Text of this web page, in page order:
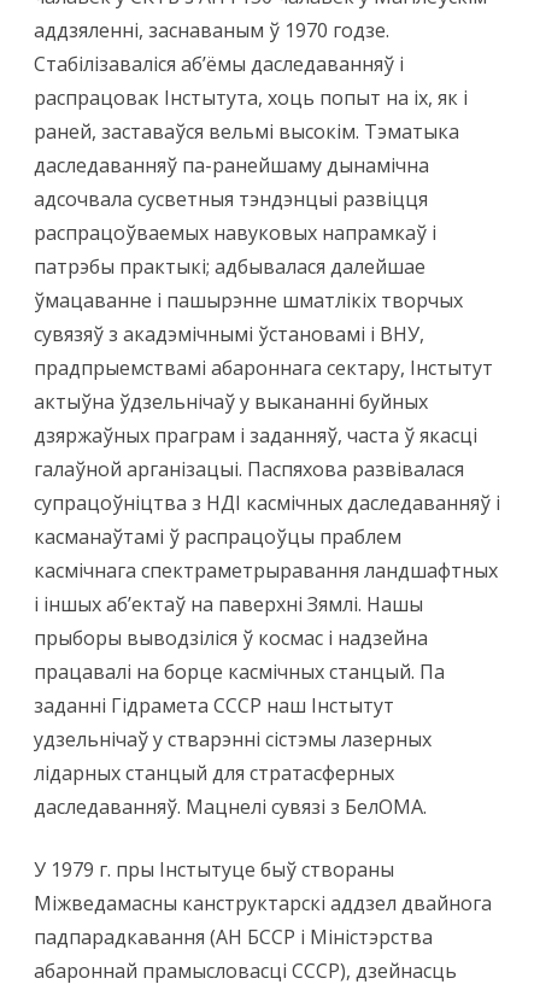
аддзяленні, заснаваным ў 1970 годзе.
Стабілізаваліся аб’ёмы даследаванняў і
распрацовак Інстытута, хоць попыт на іх, як і
раней, заставаўся вельмі высокім. Тэматыка
даследаванняў па-ранейшаму дынамічна
адсочвала сусветныя тэндэнцыі развіцця
распрацоўваемых навуковых напрамкаў і
патрэбы практыкі; адбывалася далейшае
ўмацаванне і пашырэнне шматлікіх творчых
сувязяў з акадэмічнымі ўстановамі і ВНУ,
прадпрыемствамі абароннага сектару, Інстытут
актыўна ўдзельнічаў у выкананні буйных
дзяржаўных праграм і заданняў, часта ў якасці
галаўной арганізацыі. Паспяхова развівалася
супрацоўніцтва з НДІ касмічных даследаванняў і
касманаўтамі ў распрацоўцы праблем
касмічнага спектраметрыравання ландшафтных
і іншых аб’ектаў на паверхні Зямлі. Нашы
прыборы выводзіліся ў космас і надзейна
працавалі на борце касмічных станцый. Па
заданні Гідрамета СССР наш Інстытут
удзельнічаў у стварэнні сістэмы лазерных
лідарных станцый для стратасферных
даследаванняў. Мацнелі сувязі з БелОМА.
У 1979 г. пры Інстытуце быў створаны
Міжведамасны канструктарскі аддзел двайнога
падпарадкавання (АН БССР і Міністэрства
абароннай прамысловасці СССР), дзейнасць